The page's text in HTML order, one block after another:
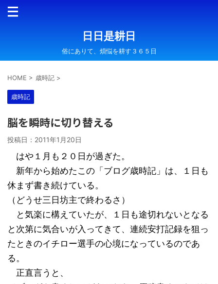
日日是耕日
俗にありて、煩悩を耕す３６５日
HOME > 歳時記 >
歳時記
脳を瞬時に切り替える
投稿日： 2011年1月20日
はや１月も２０日が過ぎた。
新年から始めたこの「ブログ歳時記」は、１日も
休まず書き続けている。
（どうせ三日坊主で終わるさ）
と気楽に構えていたが、１日も途切れないとなる
と次第に気合いが入ってきて、連続安打記録を狙っ
たときのイチロー選手の心境になっているのであ
る。
正直言うと、